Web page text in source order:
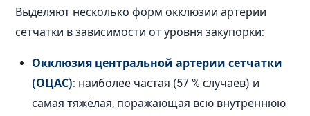
Выделяют несколько форм окклюзии артерии
сетчатки в зависимости от уровня закупорки:
Окклюзия центральной артерии сетчатки
(ОЦАС): наиболее частая (57 % случаев) и
самая тяжёлая, поражающая всю внутреннюю